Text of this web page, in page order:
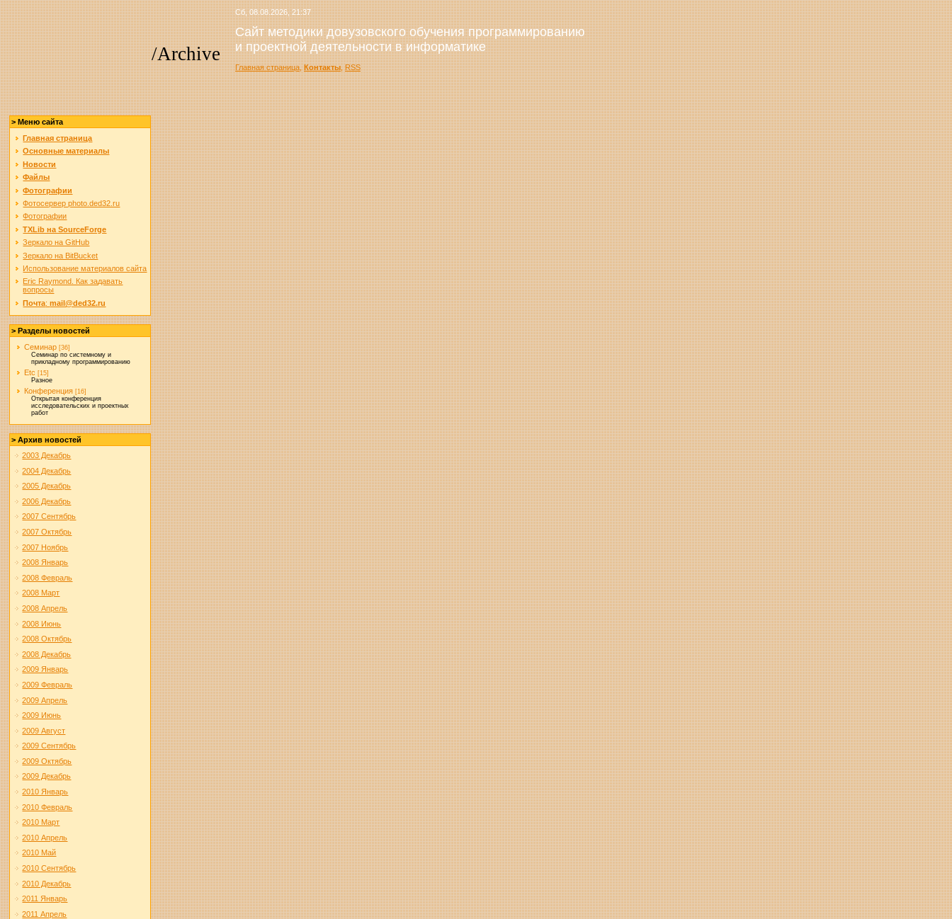
/Archive
Сб, 08.08.2026, 21:37
Сайт методики довузовского обучения программированию
и проектной деятельности в информатике
Главная страница,Контакты,RSS
> Меню сайта
Главная страница
Основные материалы
Новости
Файлы
Фотографии
Фотосервер photo.ded32.ru
Фотографии
TXLib на SourceForge
Зеркало на GitHub
Зеркало на BitBucket
Использование материалов сайта
Eric Raymond. Как задавать
вопросы
Почта:mail@ded32.ru
> Разделы новостей
Семинар [36]
Семинар по системному и
прикладному программированию
Etc [15]
Разное
Конференция [16]
Открытая конференция
исследовательских и проектных
работ
> Архив новостей
2003 Декабрь
2004 Декабрь
2005 Декабрь
2006 Декабрь
2007 Сентябрь
2007 Октябрь
2007 Ноябрь
2008 Январь
2008 Февраль
2008 Март
2008 Апрель
2008 Июнь
2008 Октябрь
2008 Декабрь
2009 Январь
2009 Февраль
2009 Апрель
2009 Июнь
2009 Август
2009 Сентябрь
2009 Октябрь
2009 Декабрь
2010 Январь
2010 Февраль
2010 Март
2010 Апрель
2010 Май
2010 Сентябрь
2010 Декабрь
2011 Январь
2011 Апрель